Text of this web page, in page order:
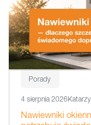
Porady
4 sierpnia 2026
Nawiewniki